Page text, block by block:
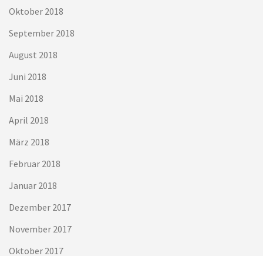
Oktober 2018
September 2018
August 2018
Juni 2018
Mai 2018
April 2018
März 2018
Februar 2018
Januar 2018
Dezember 2017
November 2017
Oktober 2017